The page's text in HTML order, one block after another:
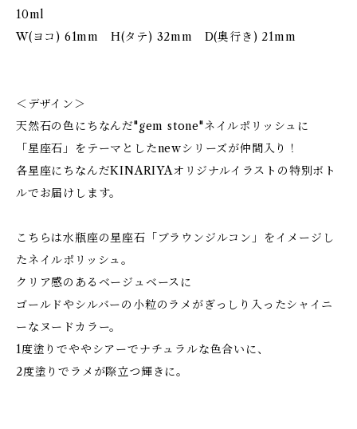
10ml
W(ヨコ) 61mm H(タテ) 32mm D(奥行き) 21mm
＜デザイン＞
天然石の色にちなんだ"gem stone"ネイルポリッシュに
「星座石」をテーマとしたnewシリーズが仲間入り！
各星座にちなんだKINARIYAオリジナルイラストの特別ボト
ルでお届けします。
こちらは水瓶座の星座石「ブラウンジルコン」をイメージし
たネイルポリッシュ。
クリア感のあるベージュベースに
ゴールドやシルバーの小粒のラメがぎっしり入ったシャイニ
ーなヌードカラー。
1度塗りでややシアーでナチュラルな色合いに、
2度塗りでラメが際立つ輝きに。